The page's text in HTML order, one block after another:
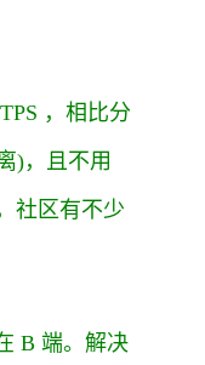
，相比分
)，且不用
社区有不少
B 端。解决